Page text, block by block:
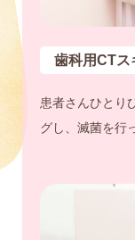
歯科用CTス
患者さんひとり
グし、滅菌を行